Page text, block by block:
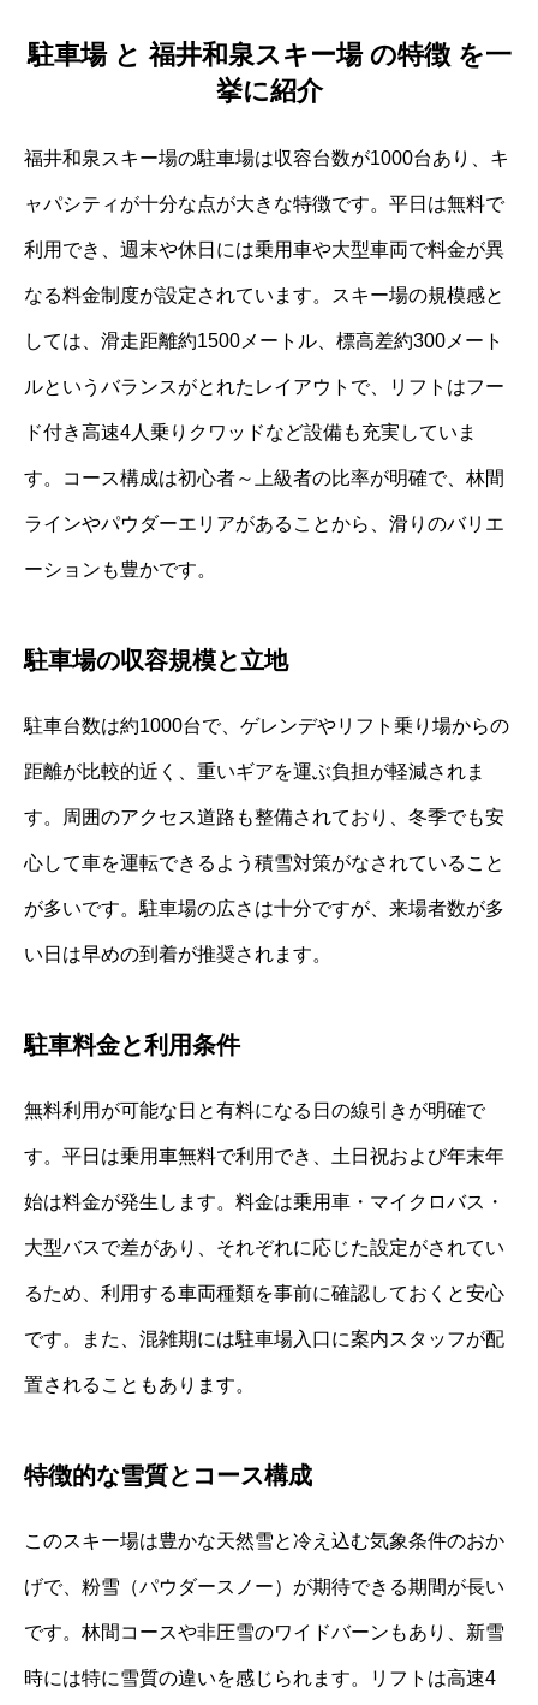
駐車場 と 福井和泉スキー場 の特徴 を一
挙に紹介
福井和泉スキー場の駐車場は収容台数が1000台あり、キ
ャパシティが十分な点が大きな特徴です。平日は無料で
利用でき、週末や休日には乗用車や大型車両で料金が異
なる料金制度が設定されています。スキー場の規模感と
しては、滑走距離約1500メートル、標高差約300メート
ルというバランスがとれたレイアウトで、リフトはフー
ド付き高速4人乗りクワッドなど設備も充実していま
す。コース構成は初心者～上級者の比率が明確で、林間
ラインやパウダーエリアがあることから、滑りのバリエ
ーションも豊かです。
駐車場の収容規模と立地
駐車台数は約1000台で、ゲレンデやリフト乗り場からの
距離が比較的近く、重いギアを運ぶ負担が軽減されま
す。周囲のアクセス道路も整備されており、冬季でも安
心して車を運転できるよう積雪対策がなされていること
が多いです。駐車場の広さは十分ですが、来場者数が多
い日は早めの到着が推奨されます。
駐車料金と利用条件
無料利用が可能な日と有料になる日の線引きが明確で
す。平日は乗用車無料で利用でき、土日祝および年末年
始は料金が発生します。料金は乗用車・マイクロバス・
大型バスで差があり、それぞれに応じた設定がされてい
るため、利用する車両種類を事前に確認しておくと安心
です。また、混雑期には駐車場入口に案内スタッフが配
置されることもあります。
特徴的な雪質とコース構成
このスキー場は豊かな天然雪と冷え込む気象条件のおか
げで、粉雪（パウダースノー）が期待できる期間が長い
です。林間コースや非圧雪のワイドバーンもあり、新雪
時には特に雪質の違いを感じられます。リフトは高速4